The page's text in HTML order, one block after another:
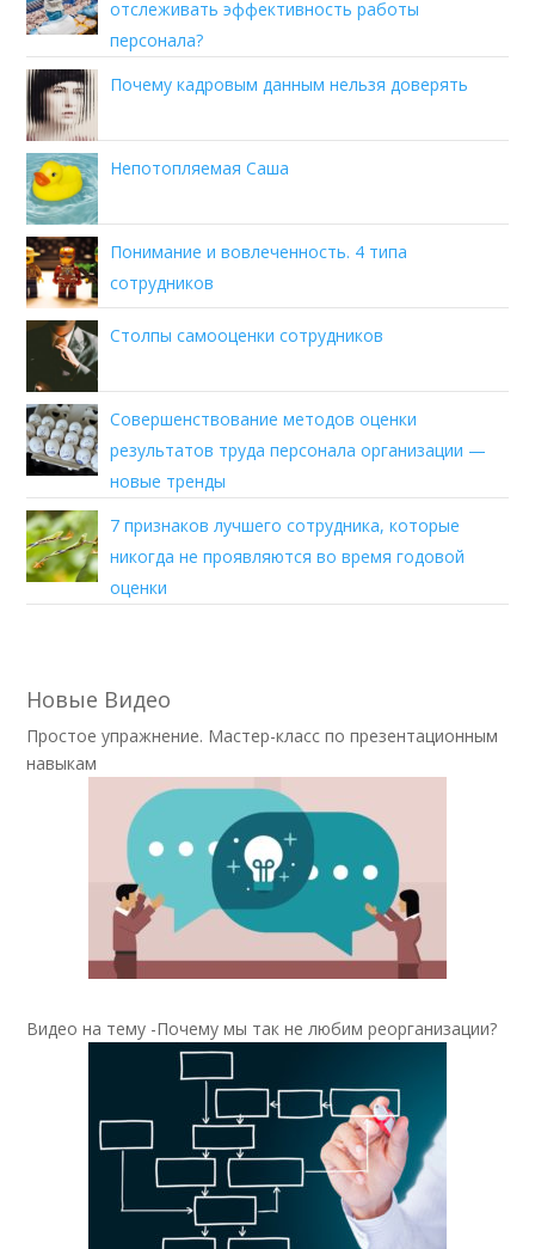
отслеживать эффективность работы
персонала?
Почему кадровым данным нельзя доверять
Непотопляемая Саша
Понимание и вовлеченность. 4 типа
сотрудников
Столпы самооценки сотрудников
Совершенствование методов оценки
результатов труда персонала организации —
новые тренды
7 признаков лучшего сотрудника, которые
никогда не проявляются во время годовой
оценки
Новые Видео
Простое упражнение. Мастер-класс по презентационным
навыкам
Видео на тему -Почему мы так не любим реорганизации?